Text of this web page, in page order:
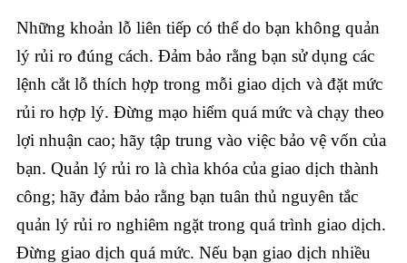
Những khoản lỗ liên tiếp có thể do bạn không quản
lý rủi ro đúng cách. Đảm bảo rằng bạn sử dụng các
lệnh cắt lỗ thích hợp trong mỗi giao dịch và đặt mức
rủi ro hợp lý. Đừng mạo hiểm quá mức và chạy theo
lợi nhuận cao; hãy tập trung vào việc bảo vệ vốn của
bạn. Quản lý rủi ro là chìa khóa của giao dịch thành
công; hãy đảm bảo rằng bạn tuân thủ nguyên tắc
quản lý rủi ro nghiêm ngặt trong quá trình giao dịch.
Đừng giao dịch quá mức. Nếu bạn giao dịch nhiều